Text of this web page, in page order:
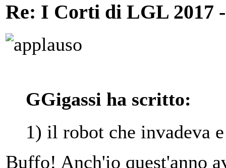
Re: I Corti di LGL 2017
GGigassi ha scritto:
1) il robot che invadeva
Buffo! Anch'io quest'anno